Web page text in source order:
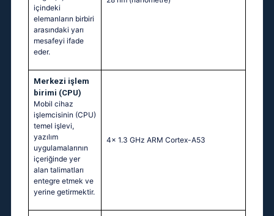
içindeki
elemanların birbiri
arasındaki yarı
mesafeyi ifade
eder.
Merkezi işlem
birimi (CPU)
Mobil cihaz
işlemcisinin (CPU)
temel işlevi,
yazılım
uygulamalarının
içeriğinde yer
alan talimatları
entegre etmek ve
yerine getirmektir.
4x 1.3 GHz ARM Cortex-A53